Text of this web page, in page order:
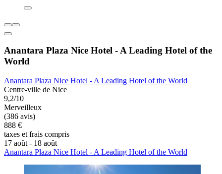
Anantara Plaza Nice Hotel - A Leading Hotel of the
World
Anantara Plaza Nice Hotel - A Leading Hotel of the World
Centre-ville de Nice
9,2/10
Merveilleux
(386 avis)
888 €
taxes et frais compris
17 août - 18 août
Anantara Plaza Nice Hotel - A Leading Hotel of the World